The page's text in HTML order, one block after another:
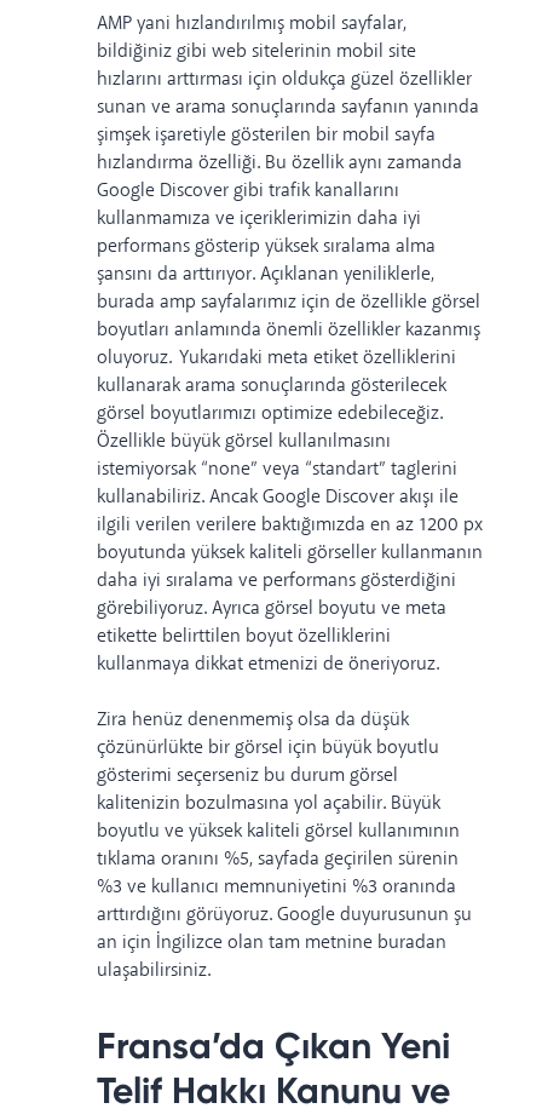
AMP yani hızlandırılmış mobil sayfalar,
bildiğiniz gibi web sitelerinin mobil site
hızlarını arttırması için oldukça güzel özellikler
sunan ve arama sonuçlarında sayfanın yanında
şimşek işaretiyle gösterilen bir mobil sayfa
hızlandırma özelliği. Bu özellik aynı zamanda
Google Discover gibi trafik kanallarını
kullanmamıza ve içeriklerimizin daha iyi
performans gösterip yüksek sıralama alma
şansını da arttırıyor.Açıklanan yeniliklerle,
burada amp sayfalarımız için de özellikle görsel
boyutları anlamında önemli özellikler kazanmış
oluyoruz. Yukarıdaki meta etiket özelliklerini
kullanarak arama sonuçlarında gösterilecek
görsel boyutlarımızı optimize edebileceğiz.
Özellikle büyük görsel kullanılmasını
istemiyorsak “none” veya “standart” taglerini
kullanabiliriz.Ancak Google Discover akışı ile
ilgili verilen verilere baktığımızda en az 1200 px
boyutunda yüksek kaliteli görseller kullanmanın
daha iyi sıralama ve performans gösterdiğini
görebiliyoruz.Ayrıca görsel boyutu ve meta
etikette belirttilen boyut özelliklerini
kullanmaya dikkat etmenizi de öneriyoruz.
Zira henüz denenmemiş olsa da düşük
çözünürlükte bir görsel için büyük boyutlu
gösterimi seçerseniz bu durum görsel
kalitenizin bozulmasına yol açabilir. Büyük
boyutlu ve yüksek kaliteli görsel kullanımının
tıklama oranını %5, sayfada geçirilen sürenin
%3 ve kullanıcı memnuniyetini %3 oranında
arttırdığını görüyoruz.Google duyurusunun şu
an için İngilizce olan tam metnine buradan
ulaşabilirsiniz.
Fransa’da Çıkan Yeni
Telif Hakkı Kanunu ve